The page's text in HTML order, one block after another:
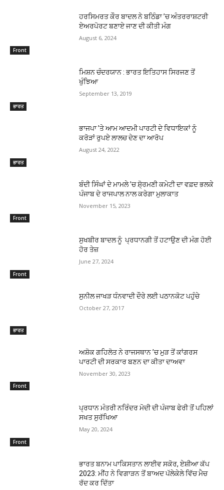
Front
ਹਰਸਿਮਰਤ ਕੌਰ ਬਾਦਲ ਨੇ ਬਠਿੰਡਾ ’ਚ ਅੰਤਰਰਾਸ਼ਟਰੀ
ਏਅਰਪੋਰਟ ਬਣਾਏ ਜਾਣ ਦੀ ਕੀਤੀ ਮੰਗ
August 6, 2024
ਭਾਰਤ
ਮਿਸ਼ਨ ਚੰਦਰਯਾਨ : ਭਾਰਤ ਇਤਿਹਾਸ ਸਿਰਜਣ ਤੋਂ
ਖੁੰਝਿਆ
September 13, 2019
ਭਾਰਤ
ਭਾਜਪਾ ’ਤੇ ਆਮ ਆਦਮੀ ਪਾਰਟੀ ਦੇ ਵਿਧਾਇਕਾਂ ਨੂੰ
ਕਰੋੜਾਂ ਰੁਪਏ ਲਾਲਚ ਦੇਣ ਦਾ ਆਰੋਪ
August 24, 2022
Front
ਬੰਦੀ ਸਿੰਘਾਂ ਦੇ ਮਾਮਲੇ ’ਚ ਸ਼ੋ੍ਰਮਣੀ ਕਮੇਟੀ ਦਾ ਵਫ਼ਦ ਭਲਕੇ
ਪੰਜਾਬ ਦੇ ਰਾਜਪਾਲ ਨਾਲ ਕਰੇਗਾ ਮੁਲਾਕਾਤ
November 15, 2023
Front
ਸੁਖਬੀਰ ਬਾਦਲ ਨੂੰ ਪ੍ਰਧਾਨਗੀ ਤੋਂ ਹਟਾਉਣ ਦੀ ਮੰਗ ਹੋਈ
ਹੋਰ ਤੇਜ਼
June 27, 2024
ਭਾਰਤ
ਸੁਨੀਲ ਜਾਖੜ ਧੰਨਵਾਦੀ ਦੌਰੇ ਲਈ ਪਠਾਨਕੋਟ ਪਹੁੰਚੇ
October 27, 2017
Front
ਅਸ਼ੋਕ ਗਹਿਲੋਤ ਨੇ ਰਾਜਸਥਾਨ ’ਚ ਮੁੜ ਤੋਂ ਕਾਂਗਰਸ
ਪਾਰਟੀ ਦੀ ਸਰਕਾਰ ਬਣਨ ਦਾ ਕੀਤਾ ਦਾਅਵਾ
November 30, 2023
Front
ਪ੍ਰਧਾਨ ਮੰਤਰੀ ਨਰਿੰਦਰ ਮੋਦੀ ਦੀ ਪੰਜਾਬ ਫੇਰੀ ਤੋਂ ਪਹਿਲਾਂ
ਸਖਤ ਸੁਰੱਖਿਆ
May 20, 2024
ਭਾਰਤ ਬਨਾਮ ਪਾਕਿਸਤਾਨ ਲਾਈਵ ਸਕੋਰ, ਏਸ਼ੀਆ ਕੱਪ
2023: ਮੀਂਹ ਨੇ ਵਿਗਾੜਨ ਤੋਂ ਬਾਅਦ ਪੱਲੇਕੇਲੇ ਵਿੱਚ ਮੈਚ
ਰੱਦ ਕਰ ਦਿੱਤਾ